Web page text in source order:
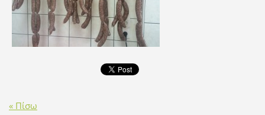
« Πίσω